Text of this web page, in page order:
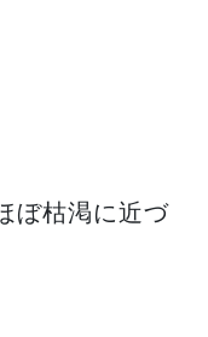
ぼ枯渇に近づ